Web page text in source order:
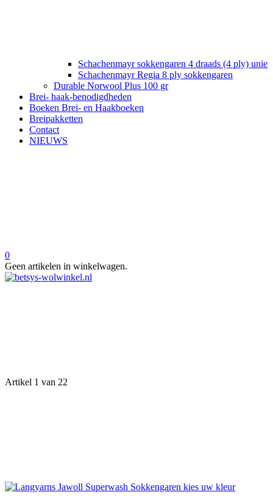
Schachenmayr sokkengaren 4 draads (4 ply) unie
Schachenmayr Regia 8 ply sokkengaren
Durable Norwool Plus 100 gr
Brei- haak-benodigdheden
Boeken Brei- en Haakboeken
Breipakketten
Contact
NIEUWS
0
Geen artikelen in winkelwagen.
Artikel 1 van 22